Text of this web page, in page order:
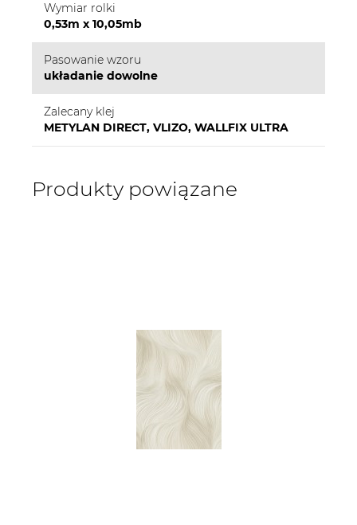
Wymiar rolki
0,53m x 10,05mb
Pasowanie wzoru
układanie dowolne
Zalecany klej
METYLAN DIRECT, VLIZO, WALLFIX ULTRA
Produkty powiązane